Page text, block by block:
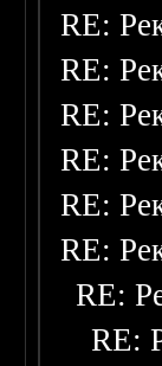
RE:
RE:
RE:
RE:
RE:
RE:
RE:
RE: